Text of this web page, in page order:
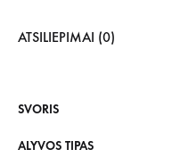
ATSILIEPIMAI (0)
SVORIS
ALYVOS TIPAS